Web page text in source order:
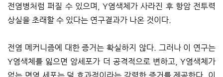
전염병처럼 퍼질 수 있으며, Y염색체가 사라진 후 항암 전투력
상실을 초래할 수 있다는 연구결과가 나온 것이다.
전염 메커니즘에 대한 증거는 확실하지 않다. 그러나 이 연구는
Y염색체를 잃으면 암세포가 더 공격적으로 변하고, Y염색체가